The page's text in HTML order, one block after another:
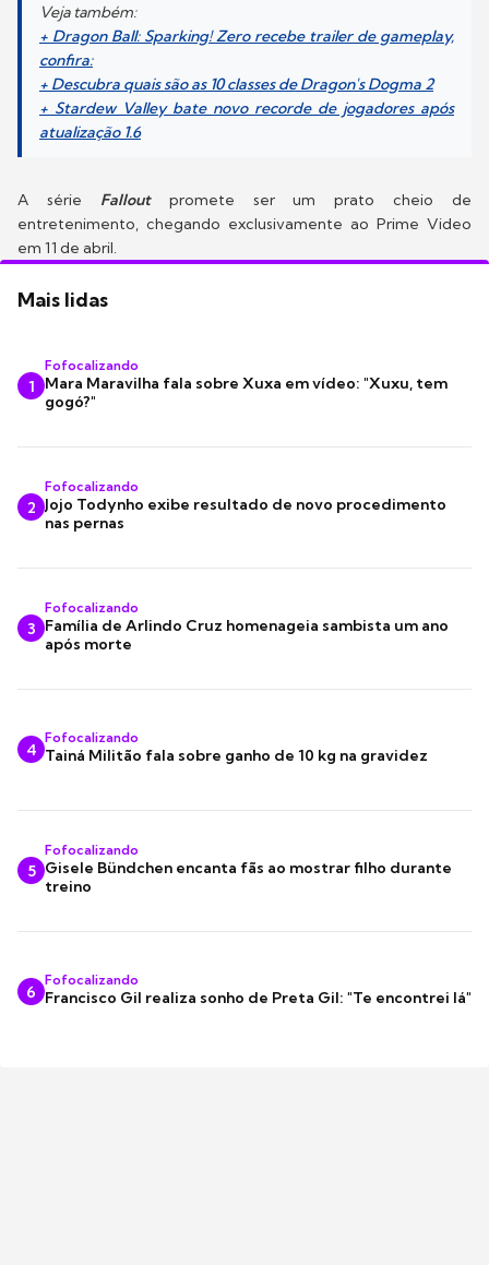
Veja também:
+ Dragon Ball: Sparking! Zero recebe trailer de gameplay,
confira:
+ Descubra quais são as 10 classes de Dragon's Dogma 2
+ Stardew Valley bate novo recorde de jogadores após
atualização 1.6
A série Fallout promete ser um prato cheio de
entretenimento, chegando exclusivamente ao Prime Video
em 11 de abril.
Mais lidas
1
Fofocalizando
Mara Maravilha fala sobre Xuxa em vídeo: "Xuxu, tem
gogó?"
2
Fofocalizando
Jojo Todynho exibe resultado de novo procedimento
nas pernas
3
Fofocalizando
Família de Arlindo Cruz homenageia sambista um ano
após morte
4
Fofocalizando
Tainá Militão fala sobre ganho de 10 kg na gravidez
5
Fofocalizando
Gisele Bündchen encanta fãs ao mostrar filho durante
treino
6
Fofocalizando
Francisco Gil realiza sonho de Preta Gil: "Te encontrei lá"